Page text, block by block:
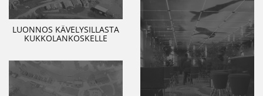
LUONNOS KÄVELYSILLASTA
KUKKOLANKOSKELLE